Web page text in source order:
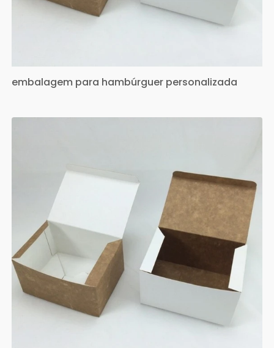
embalagem para hambúrguer personalizada